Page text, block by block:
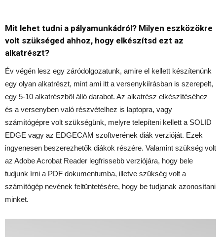
Mit lehet tudni a pályamunkádról? Milyen eszközökre
volt szükséged ahhoz, hogy elkészítsd ezt az
alkatrészt?
Év végén lesz egy záródolgozatunk, amire el kellett készítenünk
egy olyan alkatrészt, mint ami itt a versenykiírásban is szerepelt,
egy 5-10 alkatrészből álló darabot. Az alkatrész elkészítéséhez
és a versenyben való részvételhez is laptopra, vagy
számítógépre volt szükségünk, melyre telepíteni kellett a SOLID
EDGE vagy az EDGECAM szoftverének diák verzióját. Ezek
ingyenesen beszerezhetők diákok részére. Valamint szükség volt
az Adobe Acrobat Reader legfrissebb verziójára, hogy bele
tudjunk írni a PDF dokumentumba, illetve szükség volt a
számítógép nevének feltüntetésére, hogy be tudjanak azonosítani
minket.